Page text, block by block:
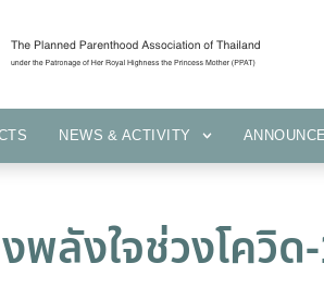
NEWS & ACTIVITY
พลังใจช่วงโควิด